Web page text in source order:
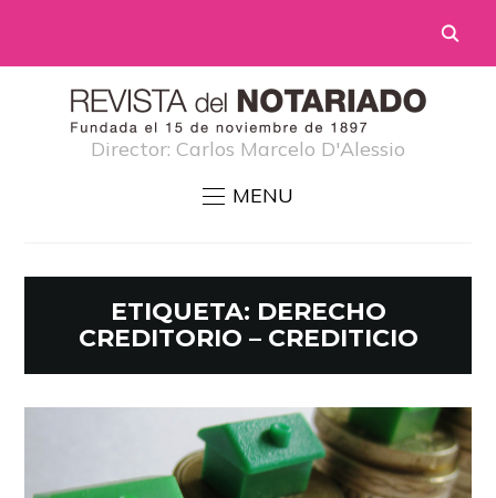
Director: Carlos Marcelo D'Alessio
MENU
ETIQUETA: DERECHO
CREDITORIO – CREDITICIO